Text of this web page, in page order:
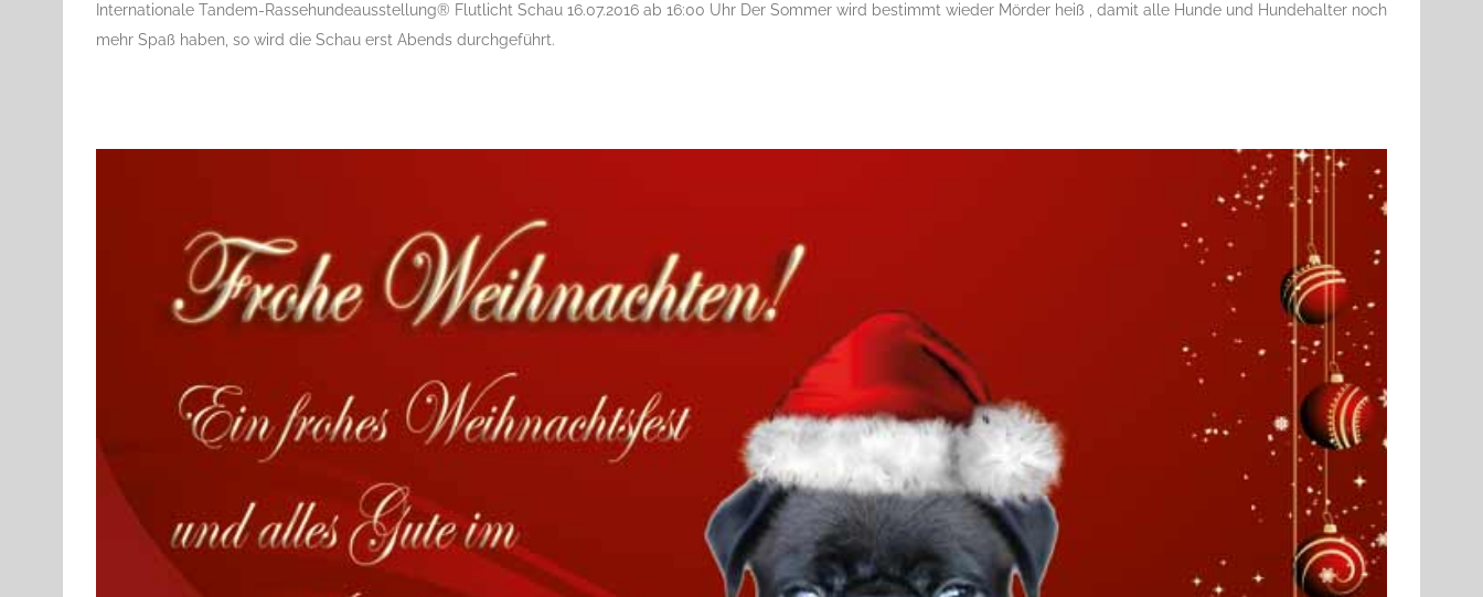
Internationale Tandem-Rassehunde-Ausstellung CACIB Flutlicht Schau 16.07.2016
Internationale Tandem-Rassehundeausstellung® Flutlicht Schau 16.07.2016 ab 16:00 Uhr Der Sommer wird bestimmt wieder Mörder heiß , damit alle Hunde und Hundehalter noch
mehr Spaß haben, so wird die Schau erst Abends durchgeführt.